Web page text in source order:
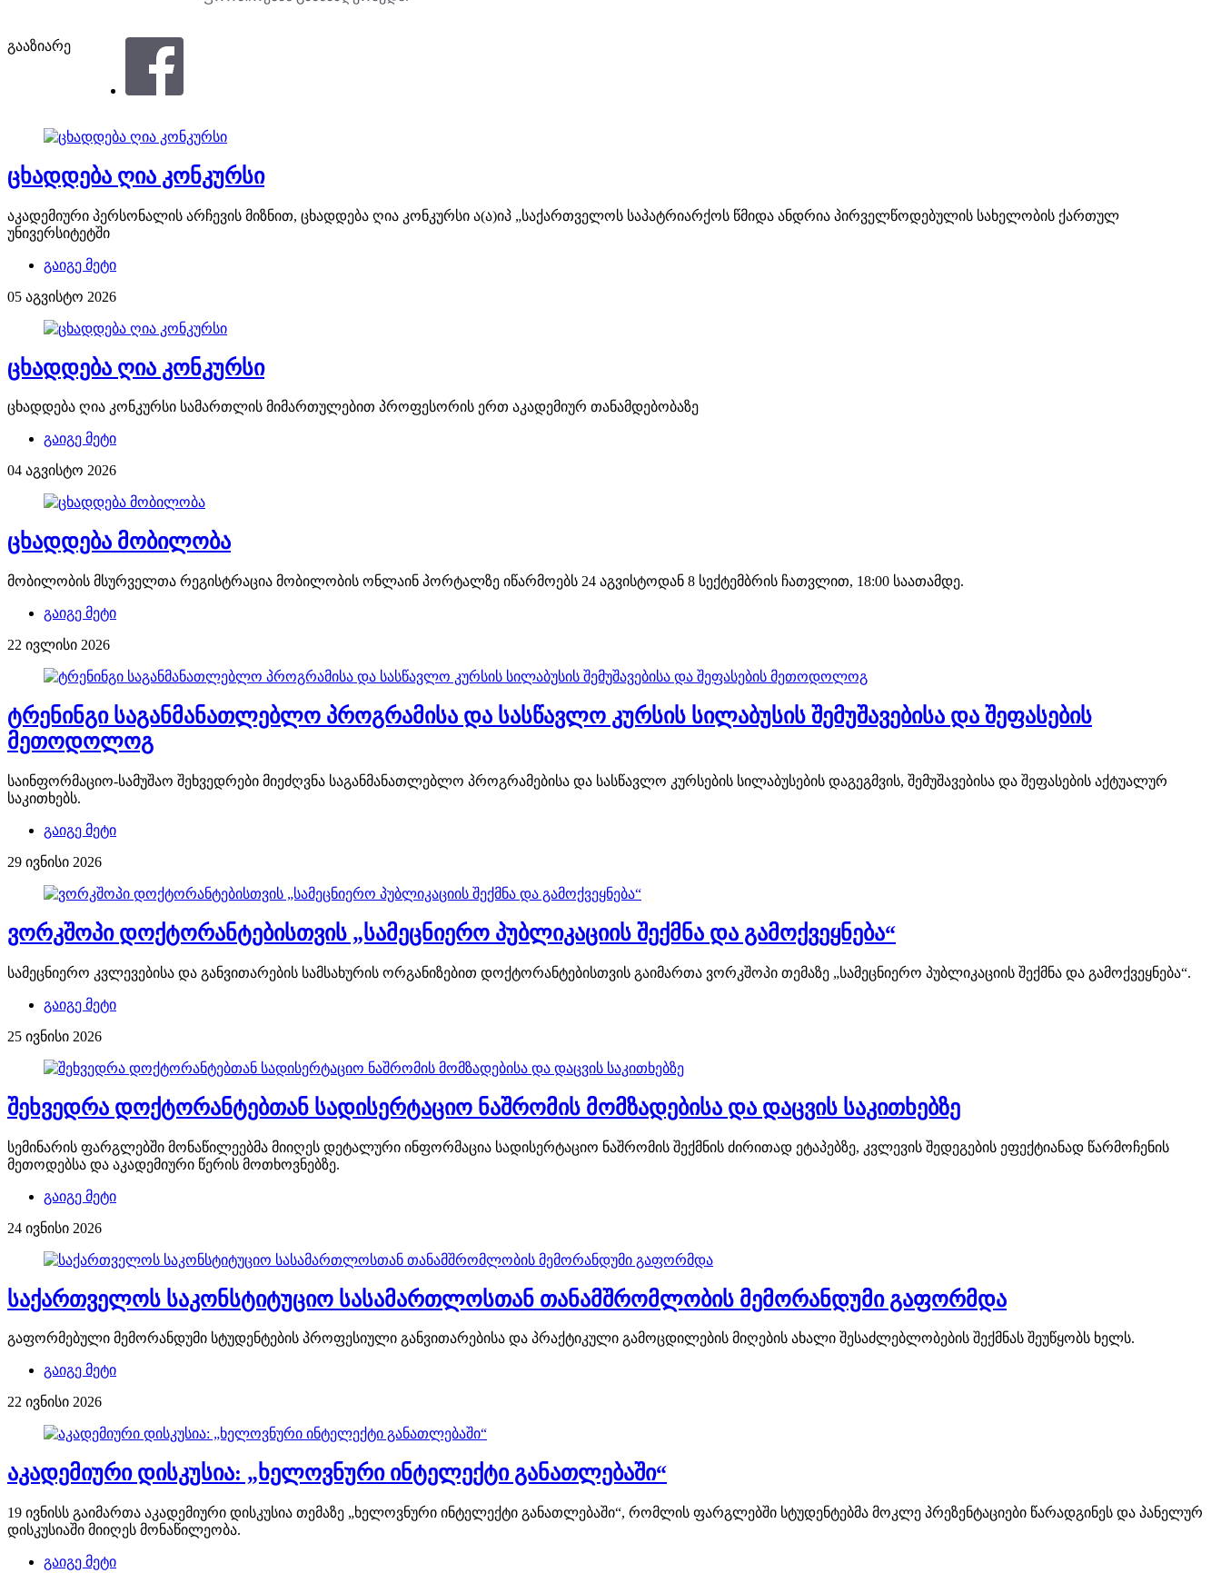
გააზიარე
ცხადდება ღია კონკურსი
აკადემიური პერსონალის არჩევის მიზნით, ცხადდება ღია კონკურსი ა(ა)იპ „საქართველოს საპატრიარქოს წმიდა ანდრია პირველწოდებულის სახელობის ქართულ
უნივერსიტეტში
გაიგე მეტი
05 აგვისტო 2026
ცხადდება ღია კონკურსი
ცხადდება ღია კონკურსი სამართლის მიმართულებით პროფესორის ერთ აკადემიურ თანამდებობაზე
გაიგე მეტი
04 აგვისტო 2026
ცხადდება მობილობა
მობილობის მსურველთა რეგისტრაცია მობილობის ონლაინ პორტალზე იწარმოებს 24 აგვისტოდან 8 სექტემბრის ჩათვლით, 18:00 საათამდე.
გაიგე მეტი
22 ივლისი 2026
ტრენინგი საგანმანათლებლო პროგრამისა და სასწავლო კურსის სილაბუსის შემუშავებისა და შეფასების
მეთოდოლოგ
საინფორმაციო-სამუშაო შეხვედრები მიეძღვნა საგანმანათლებლო პროგრამებისა და სასწავლო კურსების სილაბუსების დაგეგმვის, შემუშავებისა და შეფასების აქტუალურ
საკითხებს.
გაიგე მეტი
29 ივნისი 2026
ვორკშოპი დოქტორანტებისთვის „სამეცნიერო პუბლიკაციის შექმნა და გამოქვეყნება“
სამეცნიერო კვლევებისა და განვითარების სამსახურის ორგანიზებით დოქტორანტებისთვის გაიმართა ვორკშოპი თემაზე „სამეცნიერო პუბლიკაციის შექმნა და გამოქვეყნება“.
გაიგე მეტი
25 ივნისი 2026
შეხვედრა დოქტორანტებთან სადისერტაციო ნაშრომის მომზადებისა და დაცვის საკითხებზე
სემინარის ფარგლებში მონაწილეებმა მიიღეს დეტალური ინფორმაცია სადისერტაციო ნაშრომის შექმნის ძირითად ეტაპებზე, კვლევის შედეგების ეფექტიანად წარმოჩენის
მეთოდებსა და აკადემიური წერის მოთხოვნებზე.
გაიგე მეტი
24 ივნისი 2026
საქართველოს საკონსტიტუციო სასამართლოსთან თანამშრომლობის მემორანდუმი გაფორმდა
გაფორმებული მემორანდუმი სტუდენტების პროფესიული განვითარებისა და პრაქტიკული გამოცდილების მიღების ახალი შესაძლებლობების შექმნას შეუწყობს ხელს.
გაიგე მეტი
22 ივნისი 2026
აკადემიური დისკუსია: „ხელოვნური ინტელექტი განათლებაში“
19 ივნისს გაიმართა აკადემიური დისკუსია თემაზე „ხელოვნური ინტელექტი განათლებაში“, რომლის ფარგლებში სტუდენტებმა მოკლე პრეზენტაციები წარადგინეს და პანელურ
დისკუსიაში მიიღეს მონაწილეობა.
გაიგე მეტი